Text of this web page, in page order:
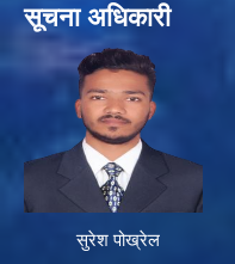
सूचना अधिकारी
सुरेश पोख्रेल